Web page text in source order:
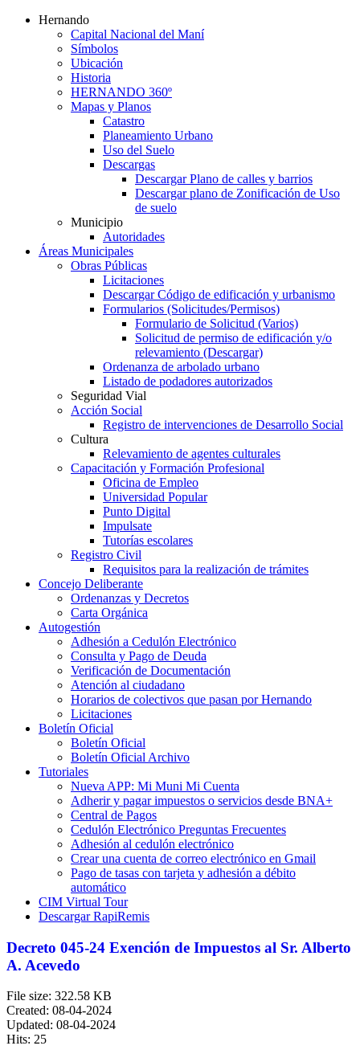
Hernando
Capital Nacional del Maní
Símbolos
Ubicación
Historia
HERNANDO 360º
Mapas y Planos
Catastro
Planeamiento Urbano
Uso del Suelo
Descargas
Descargar Plano de calles y barrios
Descargar plano de Zonificación de Uso
de suelo
Municipio
Autoridades
Áreas Municipales
Obras Públicas
Licitaciones
Descargar Código de edificación y urbanismo
Formularios (Solicitudes/Permisos)
Formulario de Solicitud (Varios)
Solicitud de permiso de edificación y/o
relevamiento (Descargar)
Ordenanza de arbolado urbano
Listado de podadores autorizados
Seguridad Vial
Acción Social
Registro de intervenciones de Desarrollo Social
Cultura
Relevamiento de agentes culturales
Capacitación y Formación Profesional
Oficina de Empleo
Universidad Popular
Punto Digital
Impulsate
Tutorías escolares
Registro Civil
Requisitos para la realización de trámites
Concejo Deliberante
Ordenanzas y Decretos
Carta Orgánica
Autogestión
Adhesión a Cedulón Electrónico
Consulta y Pago de Deuda
Verificación de Documentación
Atención al ciudadano
Horarios de colectivos que pasan por Hernando
Licitaciones
Boletín Oficial
Boletín Oficial
Boletín Oficial Archivo
Tutoriales
Nueva APP: Mi Muni Mi Cuenta
Adherir y pagar impuestos o servicios desde BNA+
Central de Pagos
Cedulón Electrónico Preguntas Frecuentes
Adhesión al cedulón electrónico
Crear una cuenta de correo electrónico en Gmail
Pago de tasas con tarjeta y adhesión a débito
automático
CIM Virtual Tour
Descargar RapiRemis
Decreto 045-24 Exención de Impuestos al Sr. Alberto
A. Acevedo
File size: 322.58 KB
Created: 08-04-2024
Updated: 08-04-2024
Hits: 25